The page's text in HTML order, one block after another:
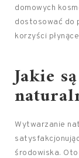
domowych
dostosować do
korzyści
Jakie
Wytwarzanie
środowiska.